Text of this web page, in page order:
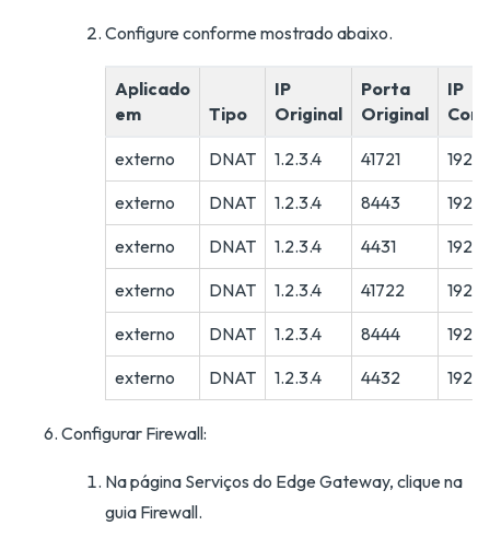
Configure conforme mostrado abaixo.
Aplicado
em
Tipo
IP
Original
Porta
Original
IP
externo DNAT 1.2.3.4 41721
externo
DNAT 1.2.3.4 8443
externo
DNAT 1.2.3.4 4431
externo
DNAT 1.2.3.4 41722
externo
DNAT 1.2.3.4 8444
externo
DNAT 1.2.3.4 4432
Configurar Firewall:
Na página Serviços do Edge Gateway, clique na
guia Firewall.